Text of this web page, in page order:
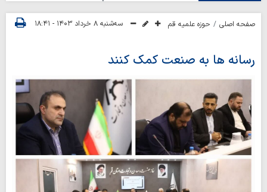
صفحه اصلی حوزه علمیه قم سه‌شنبه ۸ خرداد ۱۴۰۳ - ۱۸:۴۱
رسانه ها به صنعت کمک کنند